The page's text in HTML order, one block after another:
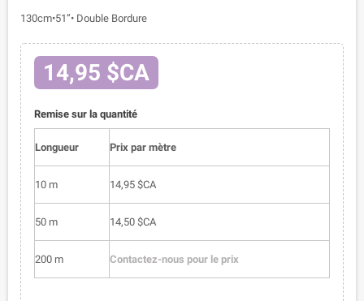
130cm•51”• Double Bordure
14,95 $CA
Remise sur la quantité
Longueur Prix par mètre
10 m 14,95 $CA
50 m 14,50 $CA
200 m Contactez-nous pour le prix